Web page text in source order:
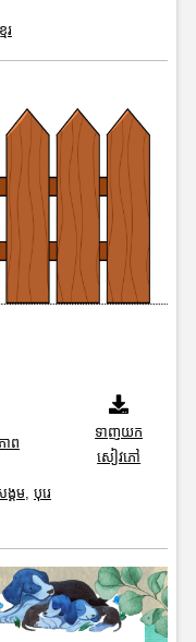
រ
ាព
ង្គម, បុរេ
ទាញយក
សៀវភៅ